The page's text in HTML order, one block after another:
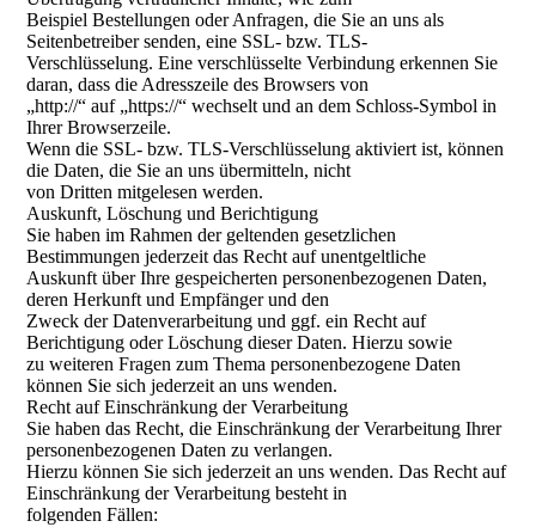
Beispiel Bestellungen oder Anfragen, die Sie an uns als
Seitenbetreiber senden, eine SSL- bzw. TLS-
Verschlüsselung. Eine verschlüsselte Verbindung erkennen Sie
daran, dass die Adresszeile des Browsers von
„http://“ auf „https://“ wechselt und an dem Schloss-Symbol in
Ihrer Browserzeile.
Wenn die SSL- bzw. TLS-Verschlüsselung aktiviert ist, können
die Daten, die Sie an uns übermitteln, nicht
von Dritten mitgelesen werden.
Auskunft, Löschung und Berichtigung
Sie haben im Rahmen der geltenden gesetzlichen
Bestimmungen jederzeit das Recht auf unentgeltliche
Auskunft über Ihre gespeicherten personenbezogenen Daten,
deren Herkunft und Empfänger und den
Zweck der Datenverarbeitung und ggf. ein Recht auf
Berichtigung oder Löschung dieser Daten. Hierzu sowie
zu weiteren Fragen zum Thema personenbezogene Daten
können Sie sich jederzeit an uns wenden.
Recht auf Einschränkung der Verarbeitung
Sie haben das Recht, die Einschränkung der Verarbeitung Ihrer
personenbezogenen Daten zu verlangen.
Hierzu können Sie sich jederzeit an uns wenden. Das Recht auf
Einschränkung der Verarbeitung besteht in
folgenden Fällen: